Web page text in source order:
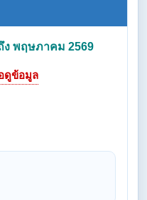
ง พฤษภาคม 2569
ดูข้อมูล